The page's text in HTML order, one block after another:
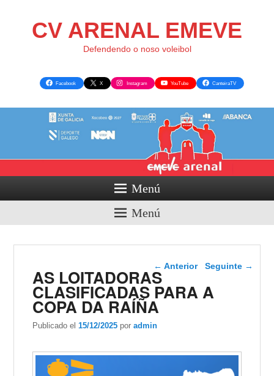
CV ARENAL EMEVE
Defendendo o noso voleibol
Facebook X Instagram YouTube CanteiraTV
Menú
Menú
Navegador de artigos
← Anterior Seguinte →
AS LOITADORAS
CLASIFICADAS PARA A
COPA DA RAÍÑA
Publicado el15/12/2025 poradmin